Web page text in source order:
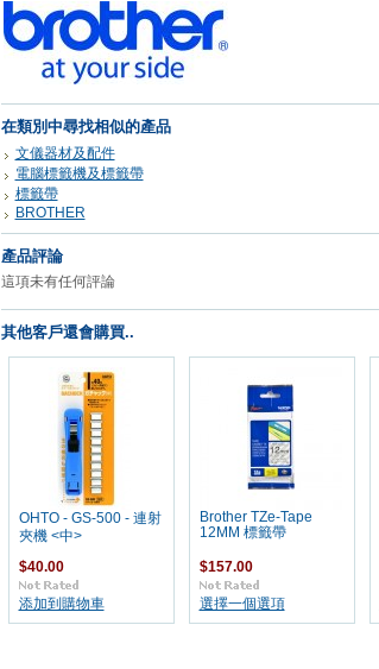
在類別中尋找相似的產品
文儀器材及配件
電腦標籤機及標籤帶
標籤帶
BROTHER
產品評論
這項未有任何評論
其他客戶還會購買..
OHTO - GS-500 - 連射
夾機 <中>
$40.00
添加到購物車
Brother TZe-Tape
12MM 標籤帶
$157.00
選擇一個選項